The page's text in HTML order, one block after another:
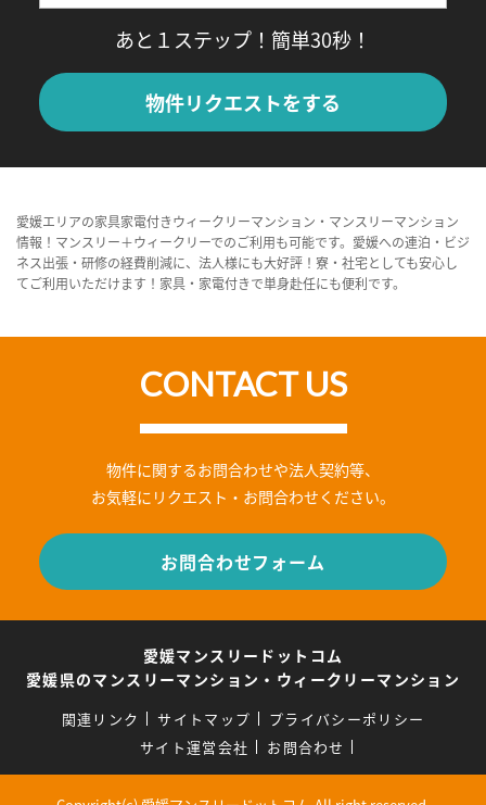
あと１ステップ！簡単30秒！
物件リクエストをする
愛媛エリアの家具家電付きウィークリーマンション・マンスリーマンション
情報！マンスリー＋ウィークリーでのご利用も可能です。愛媛への連泊・ビジ
ネス出張・研修の経費削減に、法人様にも大好評！寮・社宅としても安心し
てご利用いただけます！家具・家電付きで単身赴任にも便利です。
CONTACT US
物件に関するお問合わせや法人契約等、
お気軽にリクエスト・お問合わせください。
お問合わせフォーム
愛媛マンスリードットコム
愛媛県のマンスリーマンション・ウィークリーマンション
関連リンク サイトマップ
プライバシーポリシー
サイト運営会社
お問合わせ